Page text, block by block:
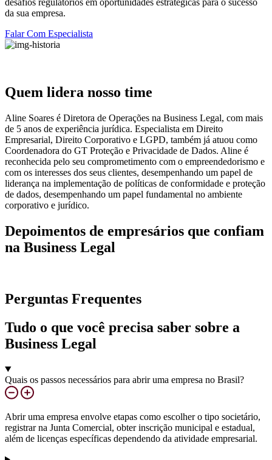
desafios regulatórios em oportunidades estratégicas para o sucesso
da sua empresa.
Falar Com Especialista
Quem lidera nosso time
Aline Soares é Diretora de Operações na Business Legal, com mais
de 5 anos de experiência jurídica. Especialista em Direito
Empresarial, Direito Corporativo e LGPD, também já atuou como
Coordenadora do GT Proteção e Privacidade de Dados. Aline é
reconhecida pelo seu comprometimento com o empreendedorismo e
com os interesses dos seus clientes, desempenhando um papel de
liderança na implementação de políticas de conformidade e proteção
de dados, desempenhando um papel fundamental no ambiente
corporativo e jurídico.
Depoimentos de empresários que confiam
na Business Legal
Perguntas Frequentes
Tudo o que você precisa saber sobre a
Business Legal
Quais os passos necessários para abrir uma empresa no Brasil?
Abrir uma empresa envolve etapas como escolher o tipo societário,
registrar na Junta Comercial, obter inscrição municipal e estadual,
além de licenças específicas dependendo da atividade empresarial.